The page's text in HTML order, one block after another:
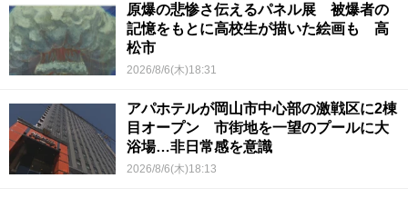
原爆の悲惨さ伝えるパネル展 被爆者の
記憶をもとに高校生が描いた絵画も 高
松市
2026/8/6(木)18:31
アパホテルが岡山市中心部の激戦区に2棟
目オープン 市街地を一望のプールに大
浴場…非日常感を意識
2026/8/6(木)18:13